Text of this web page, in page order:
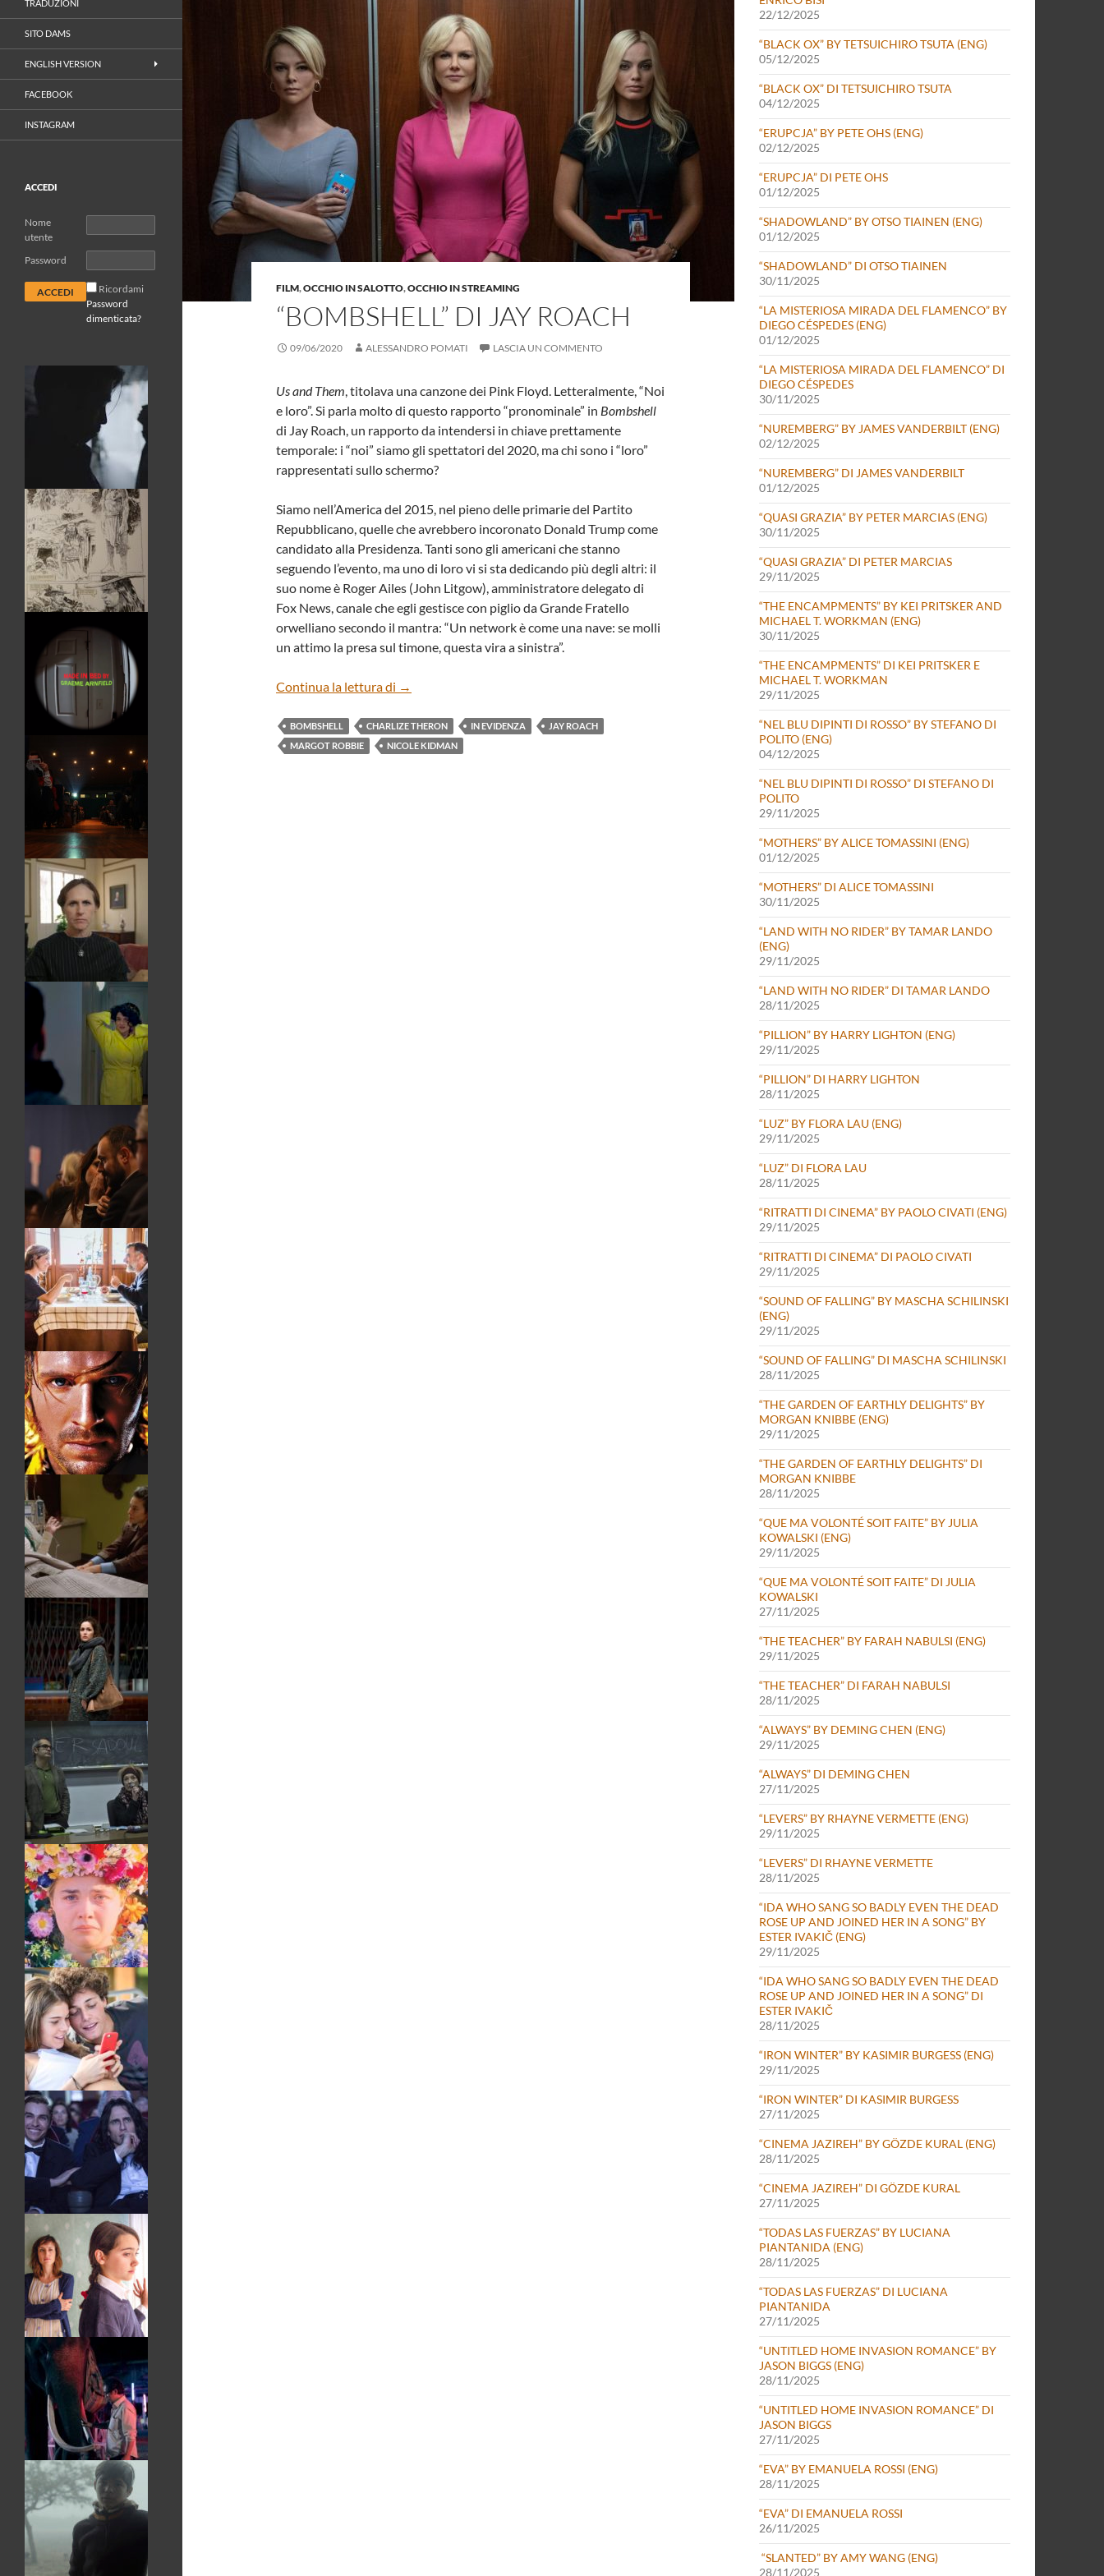
FILM,OCCHIO IN SALOTTO,OCCHIO IN STREAMING
“BOMBSHELL” DI JAY ROACH
09/06/2020 ALESSANDRO POMATI LASCIA UN COMMENTO
Us and Them, titolava una canzone dei Pink Floyd. Letteralmente, “Noi
e loro”. Si parla molto di questo rapporto “pronominale” in Bombshell
di Jay Roach, un rapporto da intendersi in chiave prettamente
temporale: i “noi” siamo gli spettatori del 2020, ma chi sono i “loro”
rappresentati sullo schermo?
Siamo nell’America del 2015, nel pieno delle primarie del Partito
Repubblicano, quelle che avrebbero incoronato Donald Trump come
candidato alla Presidenza. Tanti sono gli americani che stanno
seguendo l’evento, ma uno di loro vi si sta dedicando più degli altri: il
suo nome è Roger Ailes (John Litgow), amministratore delegato di
Fox News, canale che egli gestisce con piglio da Grande Fratello
orwelliano secondo il mantra: “Un network è come una nave: se molli
un attimo la presa sul timone, questa vira a sinistra”.
Continua la lettura di “BOMBSHELL” DI JAY ROACH
→
BOMBSHELL CHARLIZE THERON IN EVIDENZA
JAY ROACH
MARGOT ROBBIE
NICOLE KIDMAN
22/12/2025
“BLACK OX” BY TETSUICHIRO TSUTA (ENG)
05/12/2025
“BLACK OX” DI TETSUICHIRO TSUTA
04/12/2025
“ERUPCJA” BY PETE OHS (ENG)
02/12/2025
“ERUPCJA” DI PETE OHS
01/12/2025
“SHADOWLAND” BY OTSO TIAINEN (ENG)
01/12/2025
“SHADOWLAND” DI OTSO TIAINEN
30/11/2025
“LA MISTERIOSA MIRADA DEL FLAMENCO” BY
DIEGO CÉSPEDES (ENG)
01/12/2025
“LA MISTERIOSA MIRADA DEL FLAMENCO” DI
DIEGO CÉSPEDES
30/11/2025
“NUREMBERG” BY JAMES VANDERBILT (ENG)
02/12/2025
“NUREMBERG” DI JAMES VANDERBILT
01/12/2025
“QUASI GRAZIA” BY PETER MARCIAS (ENG)
30/11/2025
“QUASI GRAZIA” DI PETER MARCIAS
29/11/2025
“THE ENCAMPMENTS” BY KEI PRITSKER AND
MICHAEL T. WORKMAN (ENG)
30/11/2025
“THE ENCAMPMENTS” DI KEI PRITSKER E
MICHAEL T. WORKMAN
29/11/2025
“NEL BLU DIPINTI DI ROSSO” BY STEFANO DI
POLITO (ENG)
04/12/2025
“NEL BLU DIPINTI DI ROSSO” DI STEFANO DI
POLITO
29/11/2025
“MOTHERS” BY ALICE TOMASSINI (ENG)
01/12/2025
“MOTHERS” DI ALICE TOMASSINI
30/11/2025
“LAND WITH NO RIDER” BY TAMAR LANDO
(ENG)
29/11/2025
“LAND WITH NO RIDER” DI TAMAR LANDO
28/11/2025
“PILLION” BY HARRY LIGHTON (ENG)
29/11/2025
“PILLION” DI HARRY LIGHTON
28/11/2025
“LUZ” BY FLORA LAU (ENG)
29/11/2025
“LUZ” DI FLORA LAU
28/11/2025
“RITRATTI DI CINEMA” BY PAOLO CIVATI (ENG)
29/11/2025
“RITRATTI DI CINEMA” DI PAOLO CIVATI
29/11/2025
“SOUND OF FALLING” BY MASCHA SCHILINSKI
(ENG)
29/11/2025
“SOUND OF FALLING” DI MASCHA SCHILINSKI
28/11/2025
“THE GARDEN OF EARTHLY DELIGHTS” BY
MORGAN KNIBBE (ENG)
29/11/2025
“THE GARDEN OF EARTHLY DELIGHTS” DI
MORGAN KNIBBE
28/11/2025
“QUE MA VOLONTÉ SOIT FAITE” BY JULIA
KOWALSKI (ENG)
29/11/2025
“QUE MA VOLONTÉ SOIT FAITE” DI JULIA
KOWALSKI
27/11/2025
“THE TEACHER” BY FARAH NABULSI (ENG)
29/11/2025
“THE TEACHER” DI FARAH NABULSI
28/11/2025
“ALWAYS” BY DEMING CHEN (ENG)
29/11/2025
“ALWAYS” DI DEMING CHEN
27/11/2025
“LEVERS” BY RHAYNE VERMETTE (ENG)
29/11/2025
“LEVERS” DI RHAYNE VERMETTE
28/11/2025
“IDA WHO SANG SO BADLY EVEN THE DEAD
ROSE UP AND JOINED HER IN A SONG” BY
ESTER IVAKIČ (ENG)
29/11/2025
“IDA WHO SANG SO BADLY EVEN THE DEAD
ROSE UP AND JOINED HER IN A SONG” DI
ESTER IVAKIČ
28/11/2025
“IRON WINTER” BY KASIMIR BURGESS (ENG)
29/11/2025
“IRON WINTER” DI KASIMIR BURGESS
27/11/2025
“CINEMA JAZIREH” BY GÖZDE KURAL (ENG)
28/11/2025
“CINEMA JAZIREH” DI GÖZDE KURAL
27/11/2025
“TODAS LAS FUERZAS” BY LUCIANA
PIANTANIDA (ENG)
28/11/2025
“TODAS LAS FUERZAS” DI LUCIANA
PIANTANIDA
27/11/2025
“UNTITLED HOME INVASION ROMANCE” BY
JASON BIGGS (ENG)
28/11/2025
“UNTITLED HOME INVASION ROMANCE” DI
JASON BIGGS
27/11/2025
“EVA” BY EMANUELA ROSSI (ENG)
28/11/2025
“EVA” DI EMANUELA ROSSI
26/11/2025
“SLANTED” BY AMY WANG (ENG)
28/11/2025
TRADUZIONI
SITO DAMS
ENGLISH VERSION
FACEBOOK
INSTAGRAM
ACCEDI
Nome
utente
Password
Ricordami
Password
dimenticata?